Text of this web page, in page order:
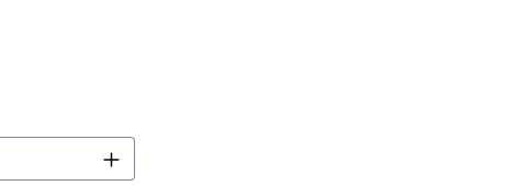
Wert ein oder benutze die